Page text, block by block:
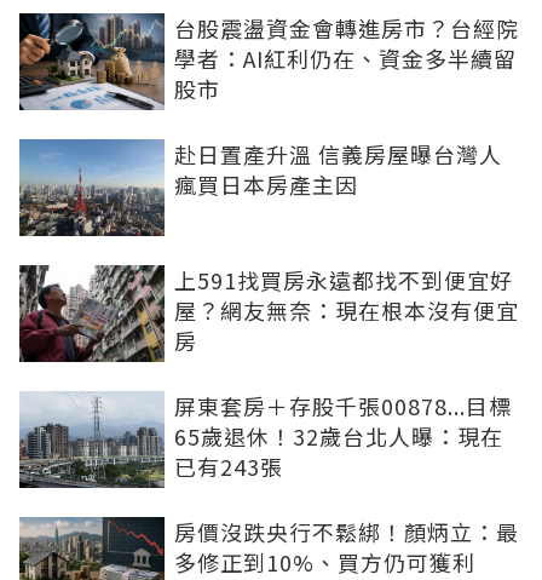
台股震盪資金會轉進房市？台經院
學者：AI紅利仍在、資金多半續留
股市
赴日置產升溫 信義房屋曝台灣人
瘋買日本房產主因
上591找買房永遠都找不到便宜好
屋？網友無奈：現在根本沒有便宜
房
屏東套房＋存股千張00878...目標
65歲退休！32歲台北人曝：現在
已有243張
房價沒跌央行不鬆綁！顏炳立：最
多修正到10%、買方仍可獲利